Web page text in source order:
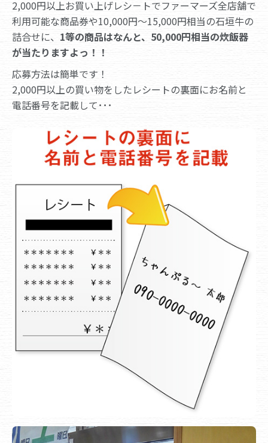
2,000円以上お買い上げレシ－トでファーマーズ全店舗で
利用可能な商品券や10,000円～15,000円相当の石垣牛の
詰合せに、 1等の商品はなんと、50,000円相当の炊飯器
が当たりますよっ！！
応募方法は簡単です！
2,000円以上の買い物をしたレシートの裏面にお名前と
電話番号を記載して･･･